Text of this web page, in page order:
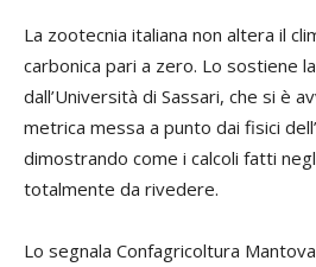
La zootecnia italiana non altera il
carbonica pari a zero. Lo sostiene
dall’Università di Sassari, che si è
metrica messa a punto dai fisici
dimostrando come i calcoli fatti
totalmente da rivedere.
Lo segnala Confagricoltura